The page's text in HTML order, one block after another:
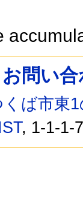
お問い
ば市東
, 1-1-1-